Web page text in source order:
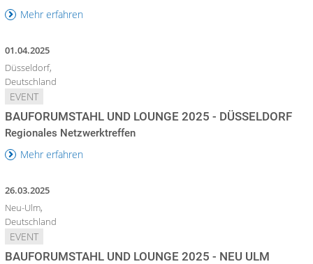
Mehr erfahren
01.04.2025
Düsseldorf,
Deutschland
EVENT
BAUFORUMSTAHL UND LOUNGE 2025 - DÜSSELDORF
Regionales Netzwerktreffen
Mehr erfahren
26.03.2025
Neu-Ulm,
Deutschland
EVENT
BAUFORUMSTAHL UND LOUNGE 2025 - NEU ULM